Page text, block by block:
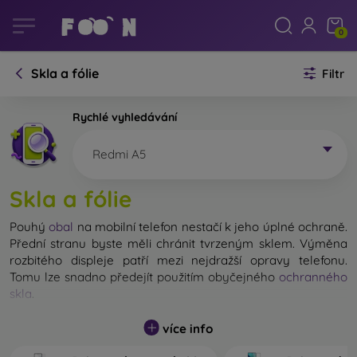
0
Skla a fólie Filtr
Rychlé vyhledávání
Redmi A5
Skla a fólie
Pouhý obal na mobilní telefon nestačí k jeho úplné ochraně.
Přední stranu byste měli chránit tvrzeným sklem. Výměna
rozbitého displeje patří mezi nejdražší opravy telefonu.
Tomu lze snadno předejít použitím obyčejného ochranného
skla
Nerozbitné sklo na mobil sice neexistuje, ale při pádu
zůstane displej ve většině případů nepoškozený. Výběr
více info